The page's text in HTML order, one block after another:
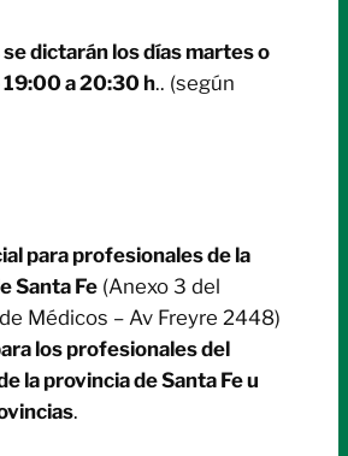
dictarán los días martes o
19:00 a 20:30 h.. (según
para profesionales de la
Santa Fe (Anexo 3 del
Médicos – Av Freyre 2448)
los profesionales del
la provincia de Santa Fe u
.